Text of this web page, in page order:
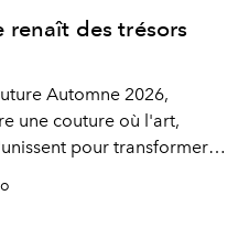
renaît des trésors
Automne 2026,
une couture où l'art,
pour transformer